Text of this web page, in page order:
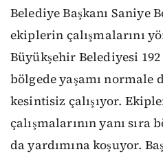
Belediye Başkanı Saniye
ekiplerin çalışmalarını
Büyükşehir Belediyesi
bölgede yaşamı normale
kesintisiz çalışıyor.
çalışmalarının yanı sıra
da yardımına koşuyor.